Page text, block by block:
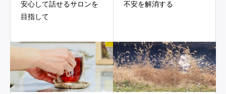
安心して話せるサロンを
目指して
不安を解消する